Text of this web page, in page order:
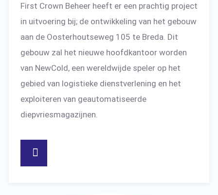
First Crown Beheer heeft er een prachtig project
in uitvoering bij; de ontwikkeling van het gebouw
aan de Oosterhoutseweg 105 te Breda. Dit
gebouw zal het nieuwe hoofdkantoor worden
van NewCold, een wereldwijde speler op het
gebied van logistieke dienstverlening en het
exploiteren van geautomatiseerde
diepvriesmagazijnen.